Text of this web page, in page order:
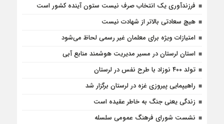
فرزندآوری یک انتخاب صرف نیست ستون آینده کشور است
هیچ سعادتی بالاتر از شهادت نیست
امتیازات ویژه برای معلمان غیر رسمی لحاظ می‌شود
استان لرستان در مسیر مدیریت هوشمند منابع آبی
تولد ۴۰۰ نوزاد با طرح نفس در لرستان
راهیپمایی پیروزی غزه در لرستان برگزار شد
زندگی یعنی جنگ به‌ خاطر عقیده است
نشست شورای فرهنگ عمومی سلسله